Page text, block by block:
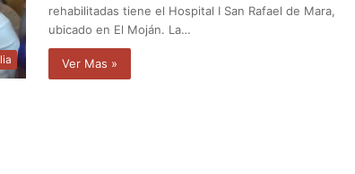
rehabilitadas tiene el Hospital I San Rafael de Mara,
ubicado en El Moján. La…
Ver Mas »